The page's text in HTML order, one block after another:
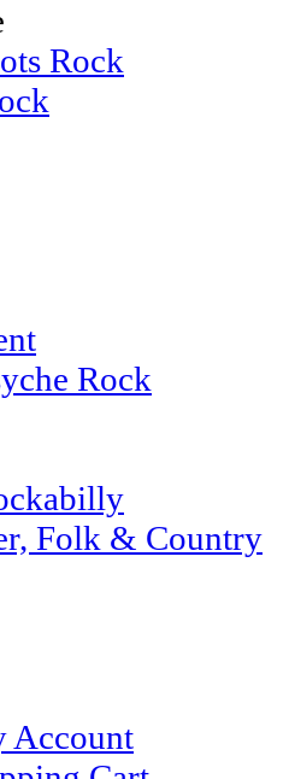
Rock
Rock
Folk & Country
Account